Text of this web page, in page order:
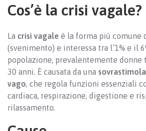
Cos’è la crisi vagale?
La crisi vagale è la forma più comune
(svenimento) e interessa tra l’1% e il
popolazione, prevalentemente donne
30 anni. È causata da una
vago, che regola funzioni essenziali
cardiaca, respirazione, digestione e
rilassamento.